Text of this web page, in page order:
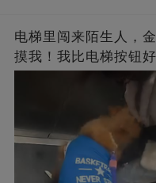
电梯里闯来陌生人，
摸我！我比电梯按钮好